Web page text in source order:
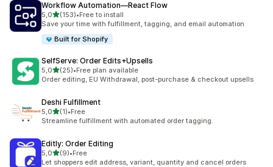
Workflow Automation—React Flow
5,0av 5 stjerner
(153)
Totalt 153 omtaler
•Free to install
Save your time with fulfillment, tagging, and email automation
Built for Shopify
SelfServe: Order Edits+Upsells
5,0av 5 stjerner
(25)
Totalt 25 omtaler
•Free plan available
Order editing, EU Withdrawal, post-purchase & checkout upsells
Deshi Fulfillment
5,0av 5 stjerner
(1)
Totalt 1 omtaler
•Free
Streamline fulfillment with automated order tagging.
Editly: Order Editing
5,0av 5 stjerner
(9)
Totalt 9 omtaler
•Free
Let shoppers edit address, variant, quantity and cancel orders